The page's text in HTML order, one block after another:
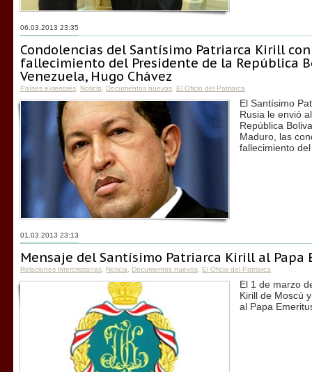
06.03.2013 23:35
Condolencias del Santísimo Patriarca Kirill
fallecimiento del Presidente de la República
Venezuela, Hugo Chávez
Países exteriores Noticia Documentos nuevos El Oficio del Patriarca
El Santísimo
Rusia le envió
República
Maduro, las
fallecimiento
01.03.2013 23:13
Mensaje del Santísimo Patriarca Kirill al Papa
Relaciones intercristianas Noticia Documentos nuevos El Oficio del Patriarca
El 1 de marzo
Kirill de Moscú
al Papa